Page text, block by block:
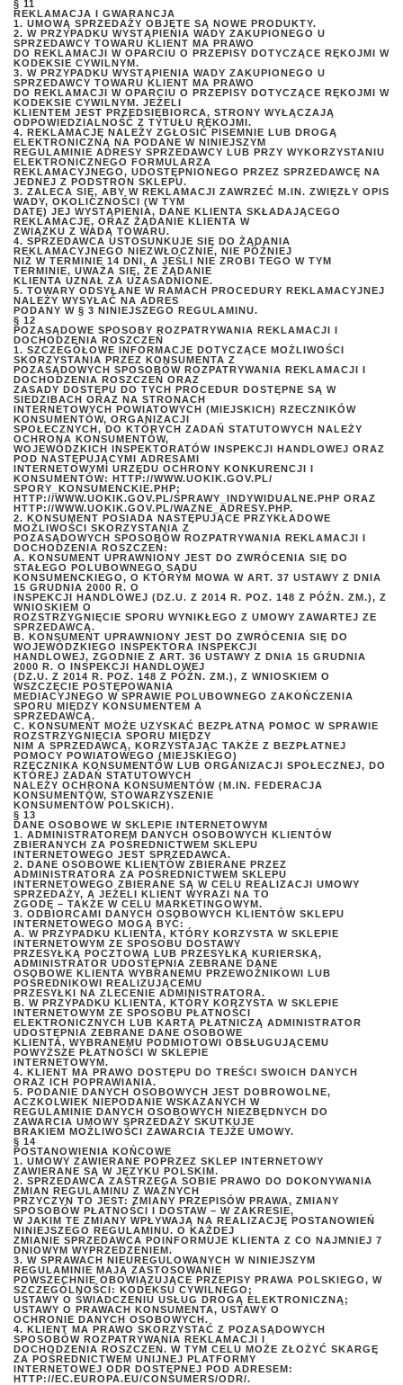
§ 11
REKLAMACJA I GWARANCJA
1. UMOWĄ SPRZEDAŻY OBJĘTE SĄ NOWE PRODUKTY.
2. W PRZYPADKU WYSTĄPIENIA WADY ZAKUPIONEGO U
SPRZEDAWCY TOWARU KLIENT MA PRAWO
DO REKLAMACJI W OPARCIU O PRZEPISY DOTYCZĄCE RĘKOJMI W
KODEKSIE CYWILNYM.
3. W PRZYPADKU WYSTĄPIENIA WADY ZAKUPIONEGO U
SPRZEDAWCY TOWARU KLIENT MA PRAWO
DO REKLAMACJI W OPARCIU O PRZEPISY DOTYCZĄCE RĘKOJMI W
KODEKSIE CYWILNYM. JEŻELI
KLIENTEM JEST PRZEDSIĘBIORCA, STRONY WYŁĄCZAJĄ
ODPOWIEDZIALNOŚĆ Z TYTUŁU RĘKOJMI.
4. REKLAMACJĘ NALEŻY ZGŁOSIĆ PISEMNIE LUB DROGĄ
ELEKTRONICZNĄ NA PODANE W NINIEJSZYM
REGULAMINIE ADRESY SPRZEDAWCY LUB PRZY WYKORZYSTANIU
ELEKTRONICZNEGO FORMULARZA
REKLAMACYJNEGO, UDOSTĘPNIONEGO PRZEZ SPRZEDAWCĘ NA
JEDNEJ Z PODSTRON SKLEPU.
3. ZALECA SIĘ, ABY W REKLAMACJI ZAWRZEĆ M.IN. ZWIĘZŁY OPIS
WADY, OKOLICZNOŚCI (W TYM
DATĘ) JEJ WYSTĄPIENIA, DANE KLIENTA SKŁADAJĄCEGO
REKLAMACJĘ, ORAZ ŻĄDANIE KLIENTA W
ZWIĄZKU Z WADĄ TOWARU.
4. SPRZEDAWCA USTOSUNKUJE SIĘ DO ŻĄDANIA
REKLAMACYJNEGO NIEZWŁOCZNIE, NIE PÓŹNIEJ
NIŻ W TERMINIE 14 DNI, A JEŚLI NIE ZROBI TEGO W TYM
TERMINIE, UWAŻA SIĘ, ŻE ŻĄDANIE
KLIENTA UZNAŁ ZA UZASADNIONE.
5. TOWARY ODSYŁANE W RAMACH PROCEDURY REKLAMACYJNEJ
NALEŻY WYSYŁAĆ NA ADRES
PODANY W § 3 NINIEJSZEGO REGULAMINU.
§ 12
POZASĄDOWE SPOSOBY ROZPATRYWANIA REKLAMACJI I
DOCHODZENIA ROSZCZEŃ
1. SZCZEGÓŁOWE INFORMACJE DOTYCZĄCE MOŻLIWOŚCI
SKORZYSTANIA PRZEZ KONSUMENTA Z
POZASĄDOWYCH SPOSOBÓW ROZPATRYWANIA REKLAMACJI I
DOCHODZENIA ROSZCZEŃ ORAZ
ZASADY DOSTĘPU DO TYCH PROCEDUR DOSTĘPNE SĄ W
SIEDZIBACH ORAZ NA STRONACH
INTERNETOWYCH POWIATOWYCH (MIEJSKICH) RZECZNIKÓW
KONSUMENTÓW, ORGANIZACJI
SPOŁECZNYCH, DO KTÓRYCH ZADAŃ STATUTOWYCH NALEŻY
OCHRONA KONSUMENTÓW,
WOJEWÓDZKICH INSPEKTORATÓW INSPEKCJI HANDLOWEJ ORAZ
POD NASTĘPUJĄCYMI ADRESAMI
INTERNETOWYMI URZĘDU OCHRONY KONKURENCJI I
KONSUMENTÓW: HTTP://WWW.UOKIK.GOV.PL/
SPORY_KONSUMENCKIE.PHP;
HTTP://WWW.UOKIK.GOV.PL/SPRAWY_INDYWIDUALNE.PHP ORAZ
HTTP://WWW.UOKIK.GOV.PL/WAZNE_ADRESY.PHP.
2. KONSUMENT POSIADA NASTĘPUJĄCE PRZYKŁADOWE
MOŻLIWOŚCI SKORZYSTANIA Z
POZASĄDOWYCH SPOSOBÓW ROZPATRYWANIA REKLAMACJI I
DOCHODZENIA ROSZCZEŃ:
A. KONSUMENT UPRAWNIONY JEST DO ZWRÓCENIA SIĘ DO
STAŁEGO POLUBOWNEGO SĄDU
KONSUMENCKIEGO, O KTÓRYM MOWA W ART. 37 USTAWY Z DNIA
15 GRUDNIA 2000 R. O
INSPEKCJI HANDLOWEJ (DZ.U. Z 2014 R. POZ. 148 Z PÓŹN. ZM.), Z
WNIOSKIEM O
ROZSTRZYGNIĘCIE SPORU WYNIKŁEGO Z UMOWY ZAWARTEJ ZE
SPRZEDAWCĄ.
B. KONSUMENT UPRAWNIONY JEST DO ZWRÓCENIA SIĘ DO
WOJEWÓDZKIEGO INSPEKTORA INSPEKCJI
HANDLOWEJ, ZGODNIE Z ART. 36 USTAWY Z DNIA 15 GRUDNIA
2000 R. O INSPEKCJI HANDLOWEJ
(DZ.U. Z 2014 R. POZ. 148 Z PÓŹN. ZM.), Z WNIOSKIEM O
WSZCZĘCIE POSTĘPOWANIA
MEDIACYJNEGO W SPRAWIE POLUBOWNEGO ZAKOŃCZENIA
SPORU MIĘDZY KONSUMENTEM A
SPRZEDAWCĄ.
C. KONSUMENT MOŻE UZYSKAĆ BEZPŁATNĄ POMOC W SPRAWIE
ROZSTRZYGNIĘCIA SPORU MIĘDZY
NIM A SPRZEDAWCĄ, KORZYSTAJĄC TAKŻE Z BEZPŁATNEJ
POMOCY POWIATOWEGO (MIEJSKIEGO)
RZECZNIKA KONSUMENTÓW LUB ORGANIZACJI SPOŁECZNEJ, DO
KTÓREJ ZADAŃ STATUTOWYCH
NALEŻY OCHRONA KONSUMENTÓW (M.IN. FEDERACJA
KONSUMENTÓW, STOWARZYSZENIE
KONSUMENTÓW POLSKICH).
§ 13
DANE OSOBOWE W SKLEPIE INTERNETOWYM
1. ADMINISTRATOREM DANYCH OSOBOWYCH KLIENTÓW
ZBIERANYCH ZA POŚREDNICTWEM SKLEPU
INTERNETOWEGO JEST SPRZEDAWCA.
2. DANE OSOBOWE KLIENTÓW ZBIERANE PRZEZ
ADMINISTRATORA ZA POŚREDNICTWEM SKLEPU
INTERNETOWEGO ZBIERANE SĄ W CELU REALIZACJI UMOWY
SPRZEDAŻY, A JEŻELI KLIENT WYRAZI NA TO
ZGODĘ – TAKŻE W CELU MARKETINGOWYM.
3. ODBIORCAMI DANYCH OSOBOWYCH KLIENTÓW SKLEPU
INTERNETOWEGO MOGĄ BYĆ:
A. W PRZYPADKU KLIENTA, KTÓRY KORZYSTA W SKLEPIE
INTERNETOWYM ZE SPOSOBU DOSTAWY
PRZESYŁKĄ POCZTOWĄ LUB PRZESYŁKĄ KURIERSKĄ,
ADMINISTRATOR UDOSTĘPNIA ZEBRANE DANE
OSOBOWE KLIENTA WYBRANEMU PRZEWOŹNIKOWI LUB
POŚREDNIKOWI REALIZUJĄCEMU
PRZESYŁKI NA ZLECENIE ADMINISTRATORA.
B. W PRZYPADKU KLIENTA, KTÓRY KORZYSTA W SKLEPIE
INTERNETOWYM ZE SPOSOBU PŁATNOŚCI
ELEKTRONICZNYCH LUB KARTĄ PŁATNICZĄ ADMINISTRATOR
UDOSTĘPNIA ZEBRANE DANE OSOBOWE
KLIENTA, WYBRANEMU PODMIOTOWI OBSŁUGUJĄCEMU
POWYŻSZE PŁATNOŚCI W SKLEPIE
INTERNETOWYM.
4. KLIENT MA PRAWO DOSTĘPU DO TREŚCI SWOICH DANYCH
ORAZ ICH POPRAWIANIA.
5. PODANIE DANYCH OSOBOWYCH JEST DOBROWOLNE,
ACZKOLWIEK NIEPODANIE WSKAZANYCH W
REGULAMINIE DANYCH OSOBOWYCH NIEZBĘDNYCH DO
ZAWARCIA UMOWY SPRZEDAŻY SKUTKUJE
BRAKIEM MOŻLIWOŚCI ZAWARCIA TEJŻE UMOWY.
§ 14
POSTANOWIENIA KOŃCOWE
1. UMOWY ZAWIERANE POPRZEZ SKLEP INTERNETOWY
ZAWIERANE SĄ W JĘZYKU POLSKIM.
2. SPRZEDAWCA ZASTRZEGA SOBIE PRAWO DO DOKONYWANIA
ZMIAN REGULAMINU Z WAŻNYCH
PRZYCZYN TO JEST: ZMIANY PRZEPISÓW PRAWA, ZMIANY
SPOSOBÓW PŁATNOŚCI I DOSTAW – W ZAKRESIE,
W JAKIM TE ZMIANY WPŁYWAJĄ NA REALIZACJĘ POSTANOWIEŃ
NINIEJSZEGO REGULAMINU. O KAŻDEJ
ZMIANIE SPRZEDAWCA POINFORMUJE KLIENTA Z CO NAJMNIEJ 7
DNIOWYM WYPRZEDZENIEM.
3. W SPRAWACH NIEUREGULOWANYCH W NINIEJSZYM
REGULAMINIE MAJĄ ZASTOSOWANIE
POWSZECHNIE OBOWIĄZUJĄCE PRZEPISY PRAWA POLSKIEGO, W
SZCZEGÓLNOŚCI: KODEKSU CYWILNEGO;
USTAWY O ŚWIADCZENIU USŁUG DROGĄ ELEKTRONICZNĄ;
USTAWY O PRAWACH KONSUMENTA, USTAWY O
OCHRONIE DANYCH OSOBOWYCH.
4. KLIENT MA PRAWO SKORZYSTAĆ Z POZASĄDOWYCH
SPOSOBÓW ROZPATRYWANIA REKLAMACJI I
DOCHODZENIA ROSZCZEŃ. W TYM CELU MOŻE ZŁOŻYĆ SKARGĘ
ZA POŚREDNICTWEM UNIJNEJ PLATFORMY
INTERNETOWEJ ODR DOSTĘPNEJ POD ADRESEM:
HTTP://EC.EUROPA.EU/CONSUMERS/ODR/.